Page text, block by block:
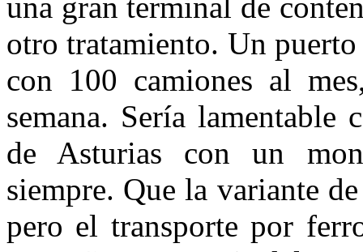
una gran terminal de
otro tratamiento. Un
con 100 camiones al
semana. Sería
de Asturias con un
siempre. Que la variante
pero el transporte por